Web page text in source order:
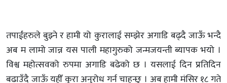
तपाईंहरुले बुझ्ने र हामी यो कुरालाई सम्झेर अगाडि बढ्दै जाऊँ भन्दै
अब म लामो जान्न यस पाली महागुरुको जन्मजयन्ती ब्यापक भयो ।
विश्व महोत्सवको रुपमा अगाडि बढेको छ । यसलाई दिन प्रतिदिन
बढाउँदै जाऊँ यहीँ कुरा अनुरोध गर्न चाहन्छु । अब हामी मंसिर १८ गते